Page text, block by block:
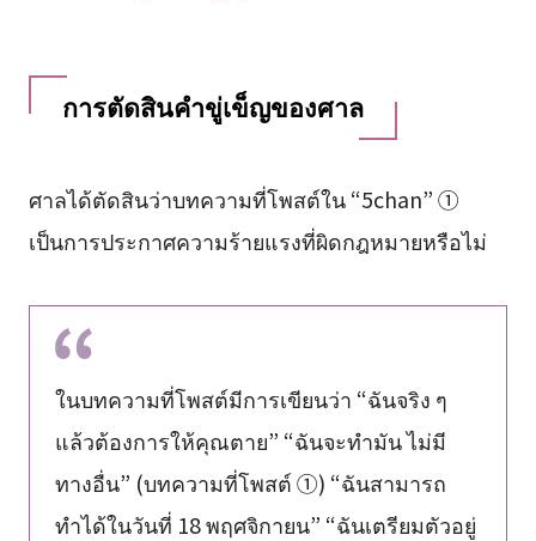
การตัดสินคำขู่เข็ญของศาล
ศาลได้ตัดสินว่าบทความที่โพสต์ใน “5chan” ①
เป็นการประกาศความร้ายแรงที่ผิดกฎหมายหรือไม่
ในบทความที่โพสต์มีการเขียนว่า “ฉันจริง ๆ
แล้วต้องการให้คุณตาย” “ฉันจะทำมัน ไม่มี
ทางอื่น” (บทความที่โพสต์ ①) “ฉันสามารถ
ทำได้ในวันที่ 18 พฤศจิกายน” “ฉันเตรียมตัวอยู่